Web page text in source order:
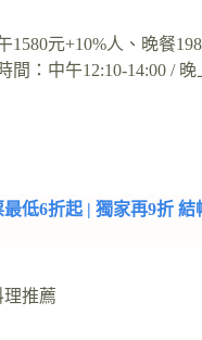
1580元+10%人、晚餐
間：中午12:10-14:00 / 晚
低6折起 | 獨家再9折 結
推薦